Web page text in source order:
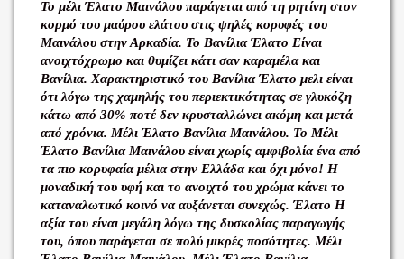
Το μέλι Έλατο Μαινάλου παράγεται από τη ρητίνη στον
κορμό του μαύρου ελάτου στις ψηλές κορυφές του
Μαινάλου στην Αρκαδία. Το Βανίλια Έλατο Είναι
ανοιχτόχρωμο και θυμίζει κάτι σαν καραμέλα και
Βανίλια. Χαρακτηριστικό του Βανίλια Έλατο μελι είναι
ότι λόγω της χαμηλής του περιεκτικότητας σε γλυκόζη
κάτω από 30% ποτέ δεν κρυσταλλώνει ακόμη και μετά
από χρόνια. Μέλι Έλατο Βανίλια Μαινάλου. Το Μέλι
Έλατο Βανίλια Μαινάλου είναι χωρίς αμφιβολία ένα από
τα πιο κορυφαία μέλια στην Ελλάδα και όχι μόνο! Η
μοναδική του υφή και το ανοιχτό του χρώμα κάνει το
καταναλωτικό κοινό να αυξάνεται συνεχώς. Έλατο Η
αξία του είναι μεγάλη λόγω της δυσκολίας παραγωγής
του, όπου παράγεται σε πολύ μικρές ποσότητες. Μέλι